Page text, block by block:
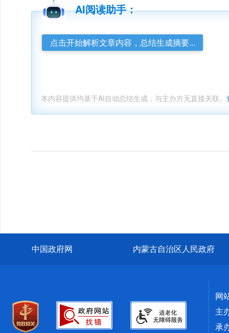
AI阅读助手：
点击开始解析文章内容，总结生成摘要...
本内容提供均基于AI自动总结生成，与主办方无直接关联。
中国政府网 内蒙古自治区人民政府
网
主
承